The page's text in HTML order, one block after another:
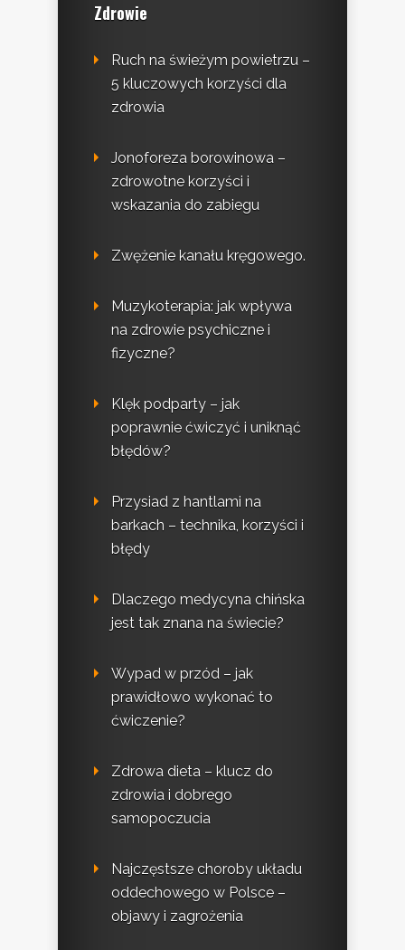
Zdrowie
Ruch na świeżym powietrzu –
5 kluczowych korzyści dla
zdrowia
Jonoforeza borowinowa –
zdrowotne korzyści i
wskazania do zabiegu
Zwężenie kanału kręgowego.
Muzykoterapia: jak wpływa
na zdrowie psychiczne i
fizyczne?
Klęk podparty – jak
poprawnie ćwiczyć i uniknąć
błędów?
Przysiad z hantlami na
barkach – technika, korzyści i
błędy
Dlaczego medycyna chińska
jest tak znana na świecie?
Wypad w przód – jak
prawidłowo wykonać to
ćwiczenie?
Zdrowa dieta – klucz do
zdrowia i dobrego
samopoczucia
Najczęstsze choroby układu
oddechowego w Polsce –
objawy i zagrożenia